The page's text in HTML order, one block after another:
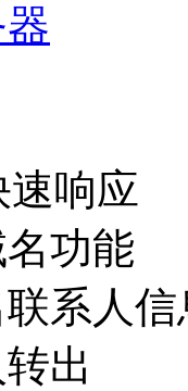
速响应
功能
系人信
出